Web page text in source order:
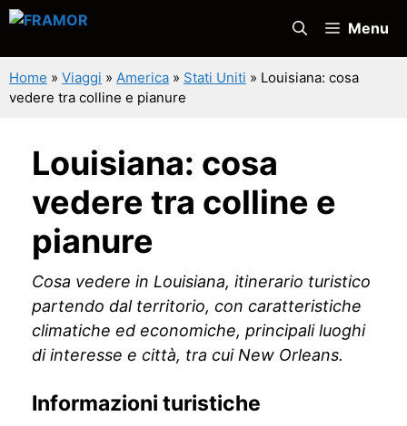
Vai
contenuto
Menu
Home » Viaggi » America » Stati Uniti » Louisiana: cosa
vedere tra colline e pianure
Louisiana: cosa
vedere tra colline e
pianure
Cosa vedere in Louisiana, itinerario turistico
partendo dal territorio, con caratteristiche
climatiche ed economiche, principali luoghi
di interesse e città, tra cui New Orleans.
Informazioni turistiche